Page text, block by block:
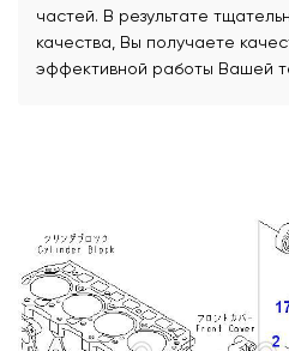
частей. В результате
качества, Вы получаете
эффективной работы Вашей